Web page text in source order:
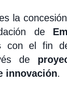
la
de
con el fin
de
innovación.